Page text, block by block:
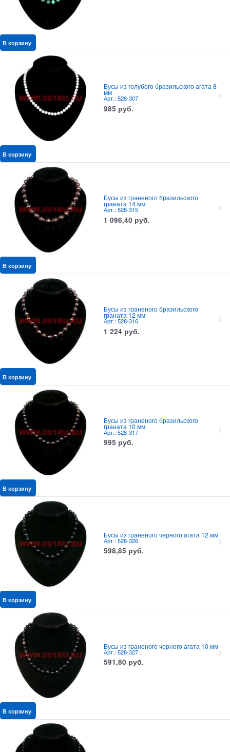
В корзину
Бусы из голубого бразильского агата 8
мм
Арт.: 528-307
985 руб.
В корзину
Бусы из граненого бразильского
граната 14 мм
Арт.: 528-315
1 096,40 руб.
В корзину
Бусы из граненого бразильского
граната 12 мм
Арт.: 528-316
1 224 руб.
В корзину
Бусы из граненого бразильского
граната 10 мм
Арт.: 528-317
995 руб.
В корзину
Бусы из граненого черного агата 12 мм
Арт.: 528-326
598,85 руб.
В корзину
Бусы из граненого черного агата 10 мм
Арт.: 528-327
591,80 руб.
В корзину